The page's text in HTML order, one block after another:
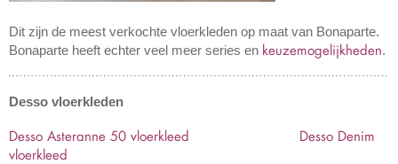
Dit zijn de meest verkochte vloerkleden op maat van Bonaparte.
Bonaparte heeft echter veel meer series en keuzemogelijkheden.
Desso vloerkleden
Desso Asteranne 50 vloerkleed
Desso Denim
vloerkleed